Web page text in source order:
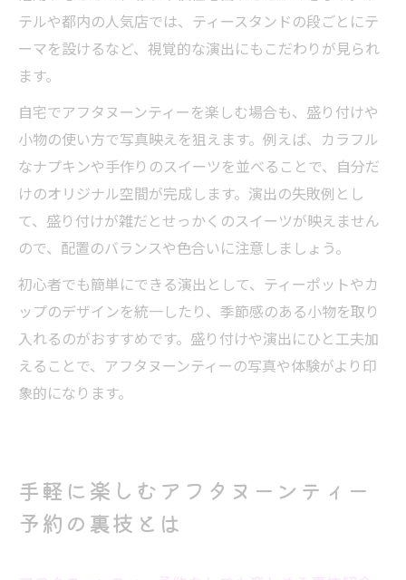
テルや都内の人気店では、ティースタンドの段ごとにテ
ーマを設けるなど、視覚的な演出にもこだわりが見られ
ます。
自宅でアフタヌーンティーを楽しむ場合も、盛り付けや
小物の使い方で写真映えを狙えます。例えば、カラフル
なナプキンや手作りのスイーツを並べることで、自分だ
けのオリジナル空間が完成します。演出の失敗例とし
て、盛り付けが雑だとせっかくのスイーツが映えません
ので、配置のバランスや色合いに注意しましょう。
初心者でも簡単にできる演出として、ティーポットやカ
ップのデザインを統一したり、季節感のある小物を取り
入れるのがおすすめです。盛り付けや演出にひと工夫加
えることで、アフタヌーンティーの写真や体験がより印
象的になります。
手軽に楽しむアフタヌーンティー
予約の裏技とは